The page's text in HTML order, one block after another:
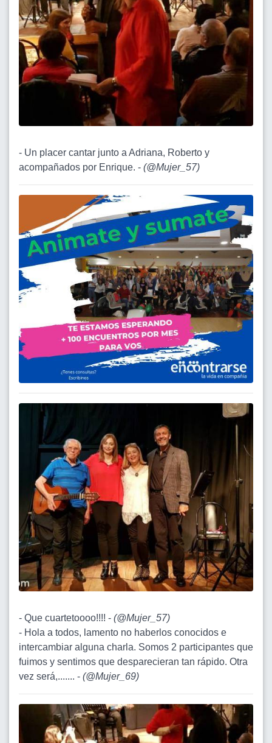
- Un placer cantar junto a Adriana, Roberto y
acompañados por Enrique. - (@Mujer_57)
- Que cuartetoooo!!!! - (@Mujer_57)
- Hola a todos, lamento no haberlos conocidos e
intercambiar alguna charla. Somos 2 participantes que
fuimos y sentimos que desparecieran tan rápido. Otra
vez será,....... - (@Mujer_69)